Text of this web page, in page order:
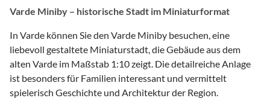
Varde Miniby – historische Stadt im Miniaturformat
In Varde können Sie den Varde Miniby besuchen, eine
liebevoll gestaltete Miniaturstadt, die Gebäude aus dem
alten Varde im Maßstab 1:10 zeigt. Die detailreiche Anlage
ist besonders für Familien interessant und vermittelt
spielerisch Geschichte und Architektur der Region.